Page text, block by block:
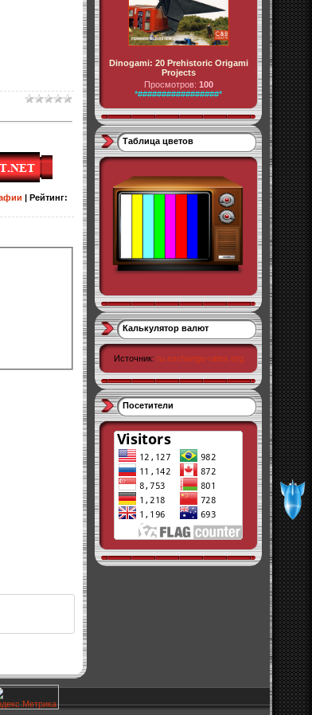
Рейтинг:
Dinogami: 20 Prehistoric Origami
Projects
Просмотров: 100
*#################*
Таблица цветов
Калькулятор валют
Источник: ru.exchange-rates.org
Посетители